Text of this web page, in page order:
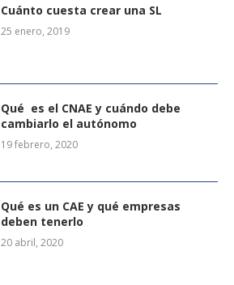
Cuánto cuesta crear una SL
25 enero, 2019
Qué es el CNAE y cuándo debe
cambiarlo el autónomo
19 febrero, 2020
Qué es un CAE y qué empresas
deben tenerlo
20 abril, 2020